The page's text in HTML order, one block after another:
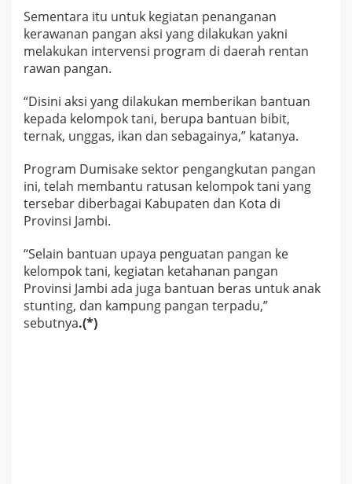
s
i
J
a
i
Sementara itu untuk kegiatan penanganan
kerawanan pangan aksi yang dilakukan yakni
melakukan intervensi program di daerah rentan
rawan pangan.
“Disini aksi yang dilakukan memberikan bantuan
kepada kelompok tani, berupa bantuan bibit,
ternak, unggas, ikan dan sebagainya,” katanya.
Program Dumisake sektor pengangkutan pangan
ini, telah membantu ratusan kelompok tani yang
tersebar diberbagai Kabupaten dan Kota di
Provinsi Jambi.
“Selain bantuan upaya penguatan pangan ke
kelompok tani, kegiatan ketahanan pangan
Provinsi Jambi ada juga bantuan beras untuk anak
stunting, dan kampung pangan terpadu,”
sebutnya.(*)